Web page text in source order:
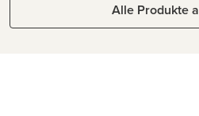
Alle Produkte